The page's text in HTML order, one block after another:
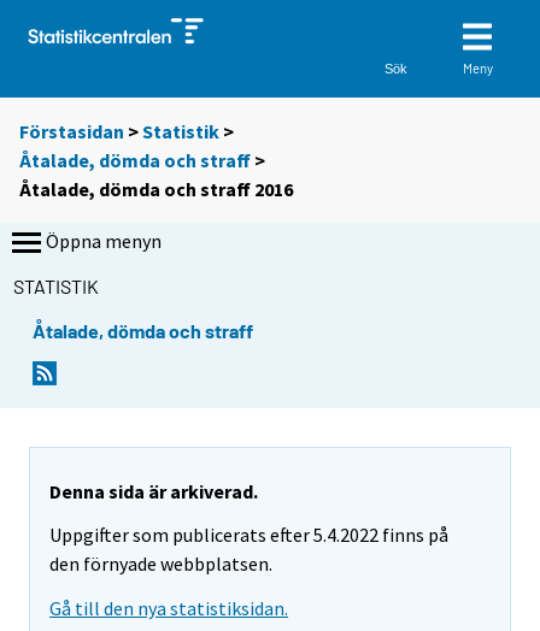
Sök Meny
Förstasidan >Statistik >
Åtalade, dömda och straff >
Åtalade, dömda och straff 2016
Öppna menyn
STATISTIK
Åtalade, dömda och straff
Denna sida är arkiverad.
Uppgifter som publicerats efter 5.4.2022 finns på
den förnyade webbplatsen.
Gå till den nya statistiksidan.